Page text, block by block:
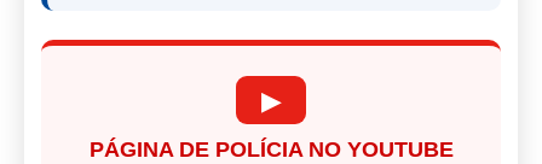
▶
PÁGINA DE POLÍCIA NO YOUTUBE